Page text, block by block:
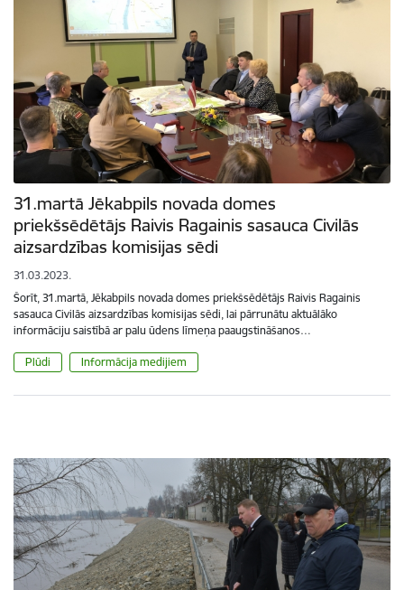
31.martā Jēkabpils novada domes
priekšsēdētājs Raivis Ragainis sasauca Civilās
aizsardzības komisijas sēdi
31.03.2023.
Šorīt, 31.martā, Jēkabpils novada domes priekšsēdētājs Raivis Ragainis
sasauca Civilās aizsardzības komisijas sēdi, lai pārrunātu aktuālāko
informāciju saistībā ar palu ūdens līmeņa paaugstināšanos…
Plūdi Informācija medijiem